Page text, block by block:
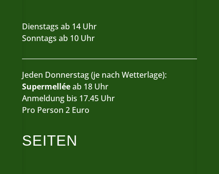
Dienstags ab 14 Uhr
Sonntags ab 10 Uhr
Jeden Donnerstag (je nach Wetterlage):
Supermelléeab 18 Uhr
Anmeldung bis 17.45 Uhr
Pro Person 2 Euro
SEITEN